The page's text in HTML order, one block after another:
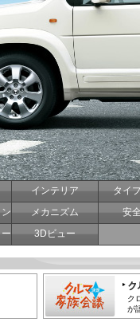
インテリア
タイ
メカニズム
安
3Dビュー
ク
が